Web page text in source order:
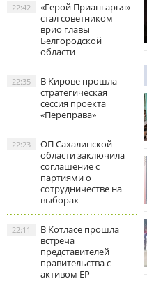
«Герой Приангарья»
стал советником
врио главы
Белгородской
области
22:42
В Кирове прошла
стратегическая
сессия проекта
«Переправа»
22:35
ОП Сахалинской
области заключила
соглашение с
партиями о
сотрудничестве на
выборах
22:23
В Котласе прошла
встреча
представителей
правительства с
активом ЕР
22:11